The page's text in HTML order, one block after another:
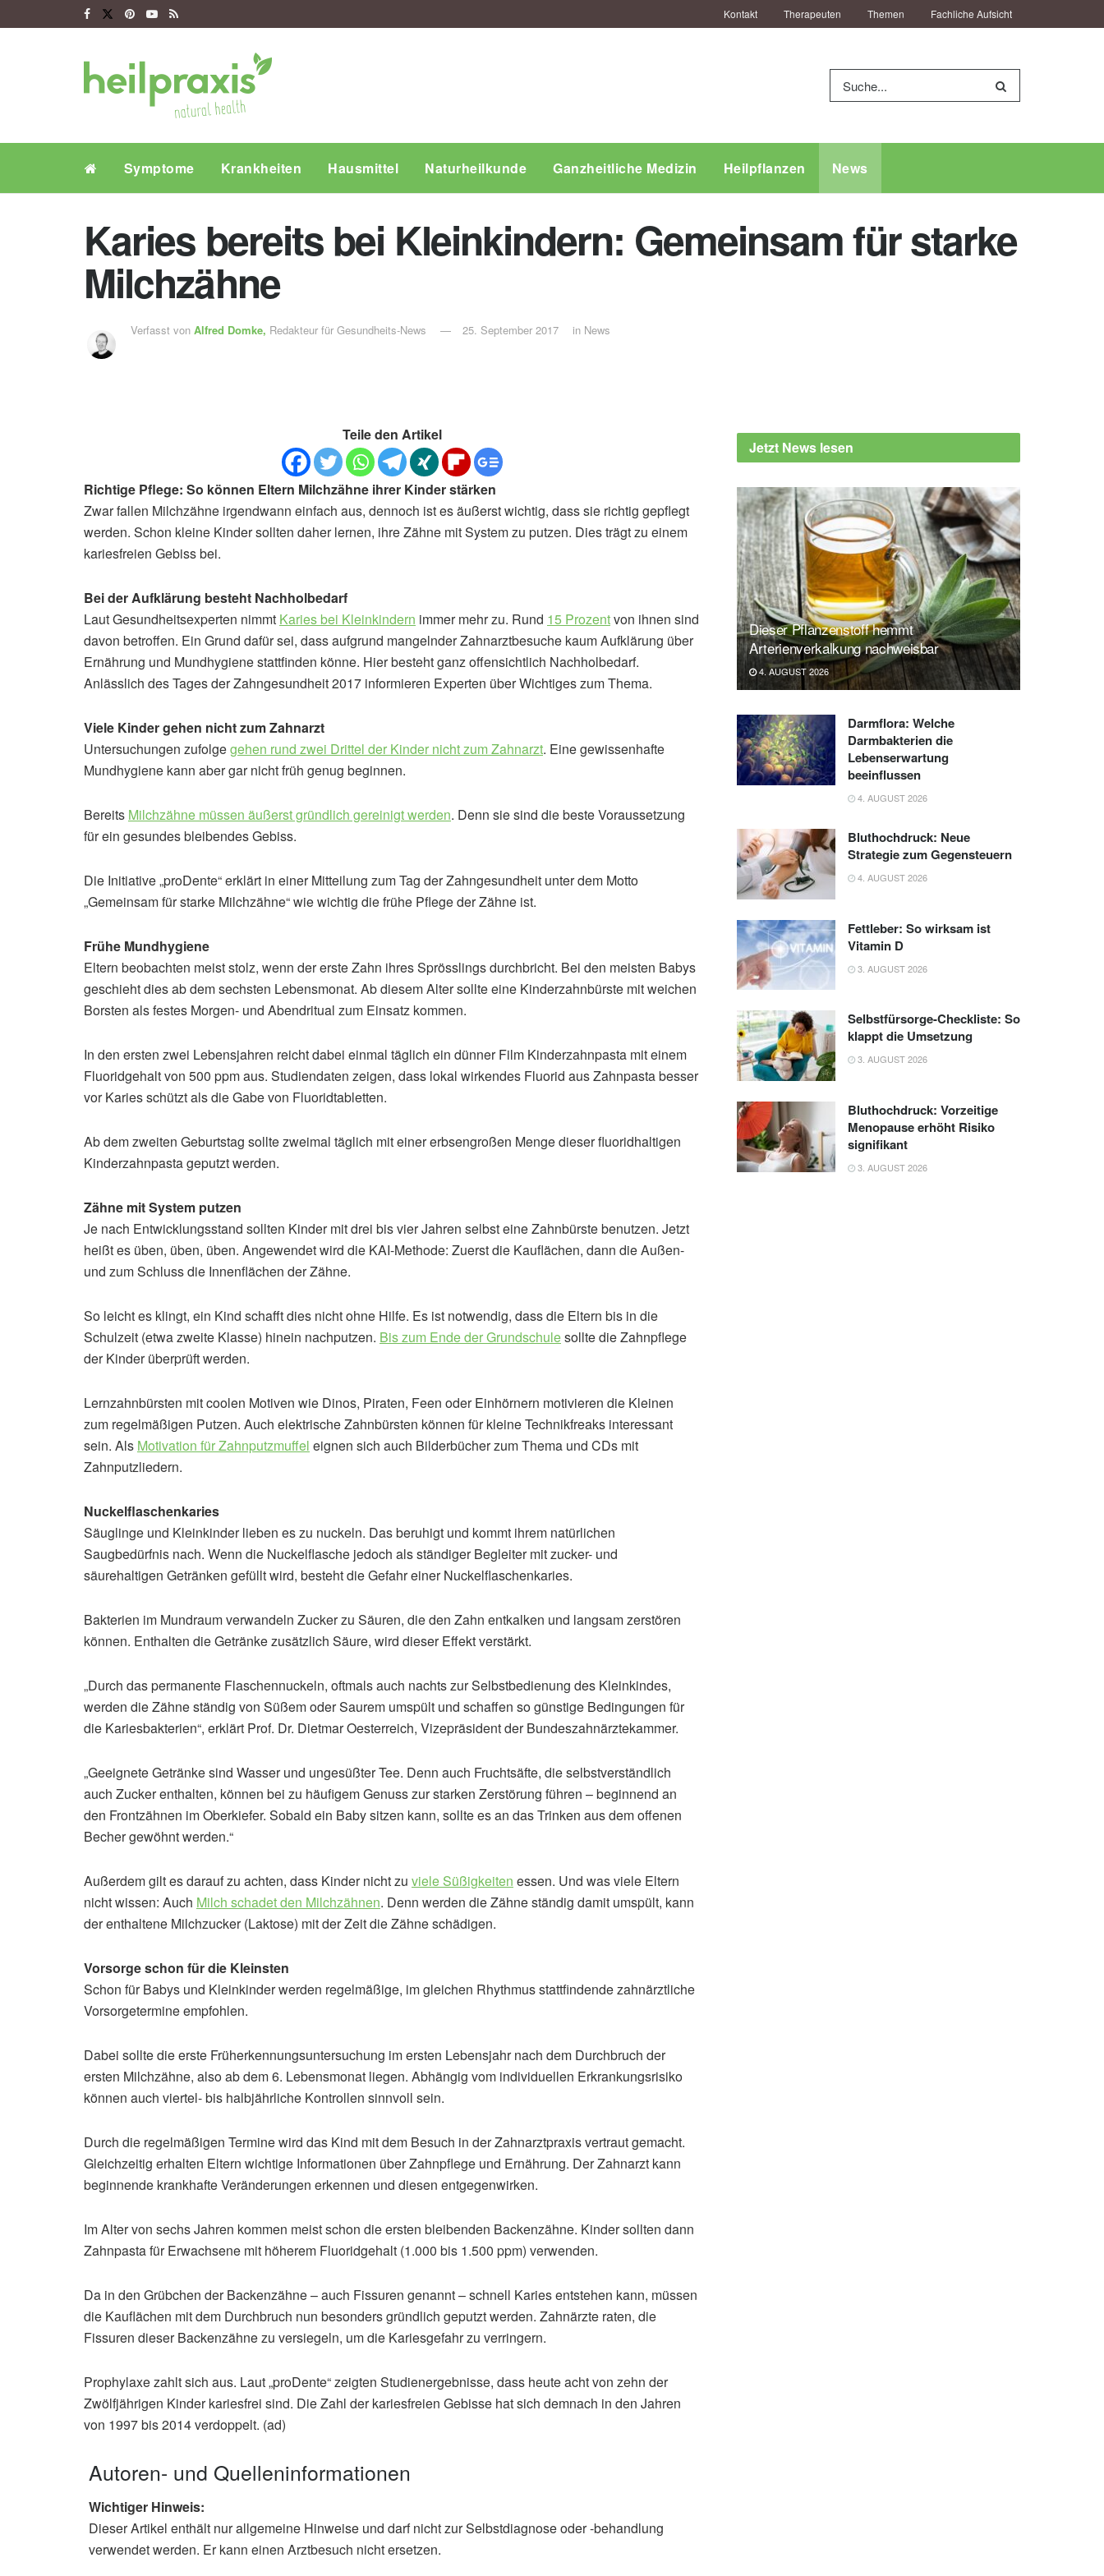
Kontakt Therapeuten Themen Fachliche Aufsicht
Symptome Krankheiten Hausmittel Naturheilkunde Ganzheitliche Medizin Heilpflanzen News
Karies bereits bei Kleinkindern: Gemeinsam für starke
Milchzähne
Verfasst von Alfred Domke, Redakteur für Gesundheits-News 25. September 2017 in News
Teile den Artikel
Richtige Pflege: So können Eltern Milchzähne ihrer Kinder stärken
Zwar fallen Milchzähne irgendwann einfach aus, dennoch ist es äußerst wichtig, dass sie richtig gepflegt
werden. Schon kleine Kinder sollten daher lernen, ihre Zähne mit System zu putzen. Dies trägt zu einem
kariesfreien Gebiss bei.
Bei der Aufklärung besteht Nachholbedarf
Laut Gesundheitsexperten nimmt Karies bei Kleinkindern immer mehr zu. Rund 15 Prozentvon ihnen sind
davon betroffen. Ein Grund dafür sei, dass aufgrund mangelnder Zahnarztbesuche kaum Aufklärung über
Ernährung und Mundhygiene stattfinden könne. Hier besteht ganz offensichtlich Nachholbedarf.
Anlässlich des Tages der Zahngesundheit 2017 informieren Experten über Wichtiges zum Thema.
Viele Kinder gehen nicht zum Zahnarzt
Untersuchungen zufolgegehen rund zwei Drittel der Kinder nicht zum Zahnarzt. Eine gewissenhafte
Mundhygiene kann aber gar nicht früh genug beginnen.
Bereits Milchzähne müssen äußerst gründlich gereinigt werden. Denn sie sind die beste Voraussetzung
für ein gesundes bleibendes Gebiss.
Die Initiative „proDente“ erklärt in einer Mitteilung zum Tag der Zahngesundheit unter dem Motto
„Gemeinsam für starke Milchzähne“ wie wichtig die frühe Pflege der Zähne ist.
Frühe Mundhygiene
Eltern beobachten meist stolz, wenn der erste Zahn ihres Sprösslings durchbricht. Bei den meisten Babys
geschieht dies ab dem sechsten Lebensmonat. Ab diesem Alter sollte eine Kinderzahnbürste mit weichen
Borsten als festes Morgen- und Abendritual zum Einsatz kommen.
In den ersten zwei Lebensjahren reicht dabei einmal täglich ein dünner Film Kinderzahnpasta mit einem
Fluoridgehalt von 500 ppm aus. Studiendaten zeigen, dass lokal wirkendes Fluorid aus Zahnpasta besser
vor Karies schützt als die Gabe von Fluoridtabletten.
Ab dem zweiten Geburtstag sollte zweimal täglich mit einer erbsengroßen Menge dieser fluoridhaltigen
Kinderzahnpasta geputzt werden.
Zähne mit System putzen
Je nach Entwicklungsstand sollten Kinder mit drei bis vier Jahren selbst eine Zahnbürste benutzen. Jetzt
heißt es üben, üben, üben. Angewendet wird die KAI-Methode: Zuerst die Kauflächen, dann die Außen-
und zum Schluss die Innenflächen der Zähne.
So leicht es klingt, ein Kind schafft dies nicht ohne Hilfe. Es ist notwendig, dass die Eltern bis in die
Schulzeit (etwa zweite Klasse) hinein nachputzen. Bis zum Ende der Grundschulesollte die Zahnpflege
der Kinder überprüft werden.
Lernzahnbürsten mit coolen Motiven wie Dinos, Piraten, Feen oder Einhörnern motivieren die Kleinen
zum regelmäßigen Putzen. Auch elektrische Zahnbürsten können für kleine Technikfreaks interessant
sein. Als Motivation für Zahnputzmuffel eignen sich auch Bilderbücher zum Thema und CDs mit
Zahnputzliedern.
Nuckelflaschenkaries
Säuglinge und Kleinkinder lieben es zu nuckeln. Das beruhigt und kommt ihrem natürlichen
Saugbedürfnis nach. Wenn die Nuckelflasche jedoch als ständiger Begleiter mit zucker- und
säurehaltigen Getränken gefüllt wird, besteht die Gefahr einer Nuckelflaschenkaries.
Bakterien im Mundraum verwandeln Zucker zu Säuren, die den Zahn entkalken und langsam zerstören
können. Enthalten die Getränke zusätzlich Säure, wird dieser Effekt verstärkt.
„Durch das permanente Flaschennuckeln, oftmals auch nachts zur Selbstbedienung des Kleinkindes,
werden die Zähne ständig von Süßem oder Saurem umspült und schaffen so günstige Bedingungen für
die Kariesbakterien“, erklärt Prof. Dr. Dietmar Oesterreich, Vizepräsident der Bundeszahnärztekammer.
„Geeignete Getränke sind Wasser und ungesüßter Tee. Denn auch Fruchtsäfte, die selbstverständlich
auch Zucker enthalten, können bei zu häufigem Genuss zur starken Zerstörung führen – beginnend an
den Frontzähnen im Oberkiefer. Sobald ein Baby sitzen kann, sollte es an das Trinken aus dem offenen
Becher gewöhnt werden.“
Außerdem gilt es darauf zu achten, dass Kinder nicht zu viele Süßigkeiten essen. Und was viele Eltern
nicht wissen: Auch Milch schadet den Milchzähnen. Denn werden die Zähne ständig damit umspült, kann
der enthaltene Milchzucker (Laktose) mit der Zeit die Zähne schädigen.
Vorsorge schon für die Kleinsten
Schon für Babys und Kleinkinder werden regelmäßige, im gleichen Rhythmus stattfindende zahnärztliche
Vorsorgetermine empfohlen.
Dabei sollte die erste Früherkennungsuntersuchung im ersten Lebensjahr nach dem Durchbruch der
ersten Milchzähne, also ab dem 6. Lebensmonat liegen. Abhängig vom individuellen Erkrankungsrisiko
können auch viertel- bis halbjährliche Kontrollen sinnvoll sein.
Durch die regelmäßigen Termine wird das Kind mit dem Besuch in der Zahnarztpraxis vertraut gemacht.
Gleichzeitig erhalten Eltern wichtige Informationen über Zahnpflege und Ernährung. Der Zahnarzt kann
beginnende krankhafte Veränderungen erkennen und diesen entgegenwirken.
Im Alter von sechs Jahren kommen meist schon die ersten bleibenden Backenzähne. Kinder sollten dann
Zahnpasta für Erwachsene mit höherem Fluoridgehalt (1.000 bis 1.500 ppm) verwenden.
Da in den Grübchen der Backenzähne – auch Fissuren genannt – schnell Karies entstehen kann, müssen
die Kauflächen mit dem Durchbruch nun besonders gründlich geputzt werden. Zahnärzte raten, die
Fissuren dieser Backenzähne zu versiegeln, um die Kariesgefahr zu verringern.
Prophylaxe zahlt sich aus. Laut „proDente“ zeigten Studienergebnisse, dass heute acht von zehn der
Zwölfjährigen Kinder kariesfrei sind. Die Zahl der kariesfreien Gebisse hat sich demnach in den Jahren
von 1997 bis 2014 verdoppelt. (ad)
Autoren- und Quelleninformationen
Wichtiger Hinweis:
Dieser Artikel enthält nur allgemeine Hinweise und darf nicht zur Selbstdiagnose oder -behandlung
verwendet werden. Er kann einen Arztbesuch nicht ersetzen.
Jetzt News lesen
Dieser Pflanzenstoff hemmt
Arterienverkalkung nachweisbar
4. AUGUST 2026
Darmflora: Welche
Darmbakterien die
Lebenserwartung
beeinflussen
4. AUGUST 2026
Bluthochdruck: Neue
Strategie zum Gegensteuern
4. AUGUST 2026
Fettleber: So wirksam ist
Vitamin D
3. AUGUST 2026
Selbstfürsorge-Checkliste: So
klappt die Umsetzung
3. AUGUST 2026
Bluthochdruck: Vorzeitige
Menopause erhöht Risiko
signifikant
3. AUGUST 2026